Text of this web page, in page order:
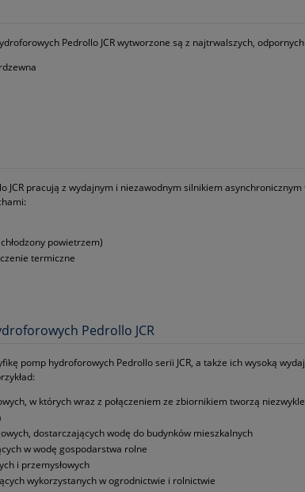
Pedrollo JCR wytworzone są z najtrwalszych,
JCR pracują z wydajnym i niezawodnym silnikiem
powietrzem)
termiczne
Pedrollo JCR
pomp hydroforowych Pedrollo serii JCR, a także ich wysoką
w których wraz z połączeniem ze zbiornikiem tworzą
dostarczających wodę do budynków mieszkalnych
w wodę gospodarstwa rolne
i przemysłowych
wykorzystanych w ogrodnictwie i rolnictwie